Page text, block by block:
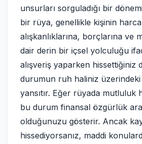
unsurları sorguladığı bir
bir rüya, genellikle kişinin
alışkanlıklarına, borçlarına ve
dair derin bir içsel yolculuğu
alışveriş yaparken hissettiğiniz
durumun ruh haliniz üzerindeki
yansıtır. Eğer rüyada mutluluk
bu durum finansal özgürlük
olduğunuzu gösterir. Ancak
hissediyorsanız, maddi